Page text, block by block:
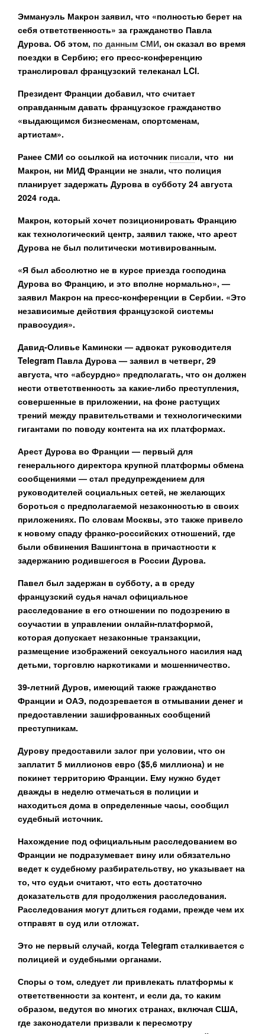
Эммануэль Макрон заявил, что «полностью берет на
себя ответственность» за гражданство Павла
Дурова. Об этом, по данным СМИ, он сказал во время
поездки в Сербию; его пресс-конференцию
транслировал французский телеканал LCI.
Президент Франции добавил, что считает
оправданным давать французское гражданство
«выдающимся бизнесменам, спортсменам,
артистам».
Ранее СМИ со ссылкой на источник писали, что ни
Макрон, ни МИД Франции не знали, что полиция
планирует задержать Дурова в субботу 24 августа
2024 года.
Макрон, который хочет позиционировать Францию ​​
как технологический центр, заявил также, что арест
Дурова не был политически мотивированным.
«Я был абсолютно не в курсе приезда господина
Дурова во Францию, и это вполне нормально», —
заявил Макрон на пресс-конференции в Сербии. «Это
независимые действия французской системы
правосудия».
Давид-Оливье Камински — адвокат руководителя
Telegram Павла Дурова — заявил в четверг, 29
августа, что «абсурдно» предполагать, что он должен
нести ответственность за какие-либо преступления,
совершенные в приложении, на фоне растущих
трений между правительствами и технологическими
гигантами по поводу контента на их платформах.
Арест Дурова во Франции — первый для
генерального директора крупной платформы обмена
сообщениями — стал предупреждением для
руководителей социальных сетей, не желающих
бороться с предполагаемой незаконностью в своих
приложениях. По словам Москвы, это также привело
к новому спаду франко-российских отношений, где
были обвинения Вашингтона в причастности к
задержанию родившегося в России Дурова.
Павел был задержан в субботу, а в среду
французский судья начал официальное
расследование в его отношении по подозрению в
соучастии в управлении онлайн-платформой,
которая допускает незаконные транзакции,
размещение изображений сексуального насилия над
детьми, торговлю наркотиками и мошенничество.
39-летний Дуров, имеющий также гражданство
Франции и ОАЭ, подозревается в отмывании денег и
предоставлении зашифрованных сообщений
преступникам.
Дурову предоставили залог при условии, что он
заплатит 5 миллионов евро ($5,6 миллиона) и не
покинет территорию Франции. Ему нужно будет
дважды в неделю отмечаться в полиции и
находиться дома в определенные часы, сообщил
судебный источник.
Нахождение под официальным расследованием во
Франции не подразумевает вину или обязательно
ведет к судебному разбирательству, но указывает на
то, что судьи считают, что есть достаточно
доказательств для продолжения расследования.
Расследования могут длиться годами, прежде чем их
отправят в суд или отложат.
Это не первый случай, когда Telegram сталкивается с
полицией и судебными органами.
Споры о том, следует ли привлекать платформы к
ответственности за контент, и если да, то каким
образом, ведутся во многих странах, включая США,
где законодатели призвали к пересмотру